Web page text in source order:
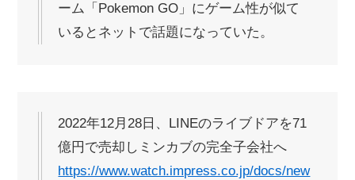
ーム「Pokemon GO」にゲーム性が似て
いるとネットで話題になっていた。
2022年12月28日、LINEのライブドアを71
億円で売却しミンカブの完全子会社へ
https://www.watch.impress.co.jp/docs/new